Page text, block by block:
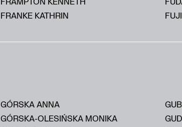
FRANKE KATHRIN
GÓRSKA ANNA
GÓRSKA-OLESIŃSKA MONIKA